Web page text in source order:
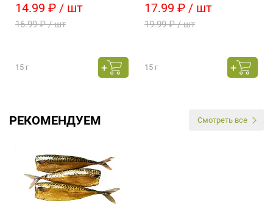
14.99 ₽ / шт
16.99 ₽ / шт
15 г
17.99 ₽ / шт
19.99 ₽ / шт
15 г
РЕКОМЕНДУЕМ Смотреть все